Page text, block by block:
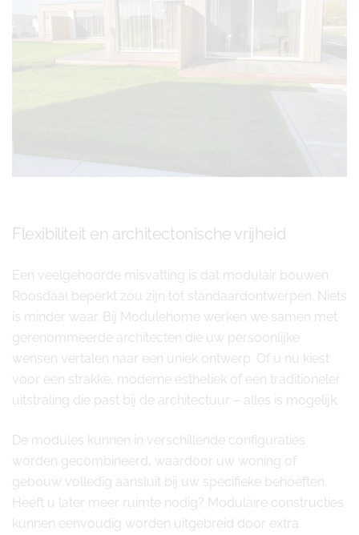
Flexibiliteit en architectonische vrijheid
Een veelgehoorde misvatting is dat modulair bouwen
Roosdaal beperkt zou zijn tot standaardontwerpen. Niets
is minder waar. Bij Modulehome werken we samen met
gerenommeerde architecten die uw persoonlijke
wensen vertalen naar een uniek ontwerp. Of u nu kiest
voor een strakke, moderne esthetiek of een traditioneler
uitstraling die past bij de architectuur – alles is mogelijk.
De modules kunnen in verschillende configuraties
worden gecombineerd, waardoor uw woning of
gebouw volledig aansluit bij uw specifieke behoeften.
Heeft u later meer ruimte nodig? Modulaire constructies
kunnen eenvoudig worden uitgebreid door extra